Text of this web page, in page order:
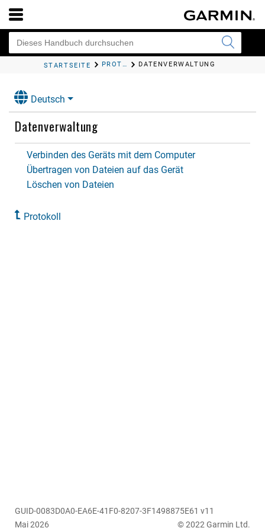
STARTSEITE PROTOKOLL DATENVERWALTUNG
Deutsch
Datenverwaltung
Verbinden des Geräts mit dem Computer
Übertragen von Dateien auf das Gerät
Löschen von Dateien
Protokoll
GUID-0083D0A0-EA6E-41F0-8207-3F1498875E61 v11
Mai 2026
© 2022 Garmin Ltd.